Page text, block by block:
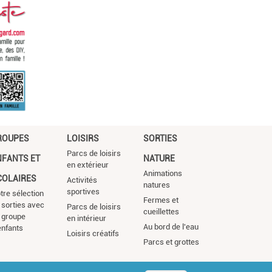
ET
sélection
sorties avec
groupe
LOISIRS
Parcs de loisirs
en extérieur
Activités
sportives
Parcs de loisirs
en intérieur
Loisirs créatifs
SORTIES
NATURE
Animations
natures
Fermes et
cueillettes
Au bord de l'eau
Parcs et grottes